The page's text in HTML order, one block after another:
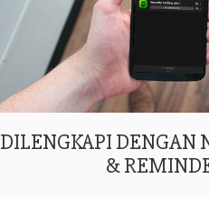
DILENGKAPI DENGAN
&